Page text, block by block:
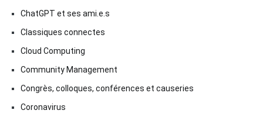
ChatGPT et ses ami.e.s
Classiques connectes
Cloud Computing
Community Management
Congrès, colloques, conférences et causeries
Coronavirus